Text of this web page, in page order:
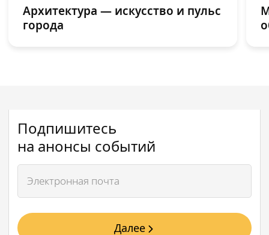
Архитектура — искусство и пульс
города
Подпишитесь
на анонсы событий
Далее